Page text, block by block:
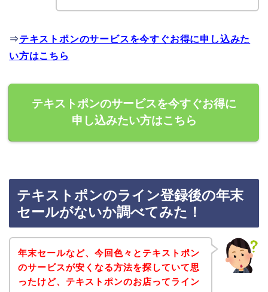
⇒テキストポンのサービスを今すぐお得に申し込みた
い方はこちら
テキストポンのサービスを今すぐお得に
申し込みたい方はこちら
テキストポンのライン登録後の年末
セールがないか調べてみた！
年末セールなど、今回色々とテキストポン
のサービスが安くなる方法を探していて思
ったけど、テキストポンのお店ってライン